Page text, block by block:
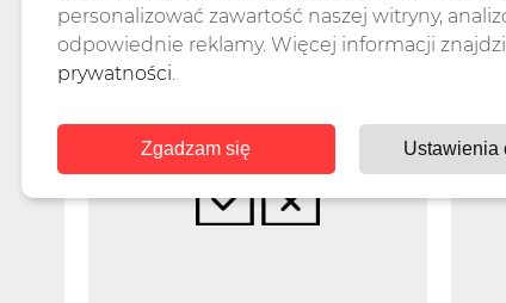
personalizować zawartość naszej witryny,
odpowiednie reklamy. Więcej informacji
prywatności.
Zgadzam się Ustawienia